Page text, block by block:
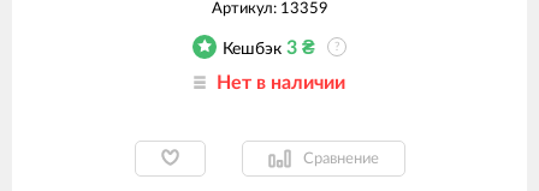
Артикул: 13359
Кешбэк 3 ₴ ?
Нет в наличии
Сравнение